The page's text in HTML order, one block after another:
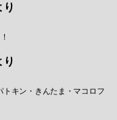
り
り
トキン・きんたま・マコロフ